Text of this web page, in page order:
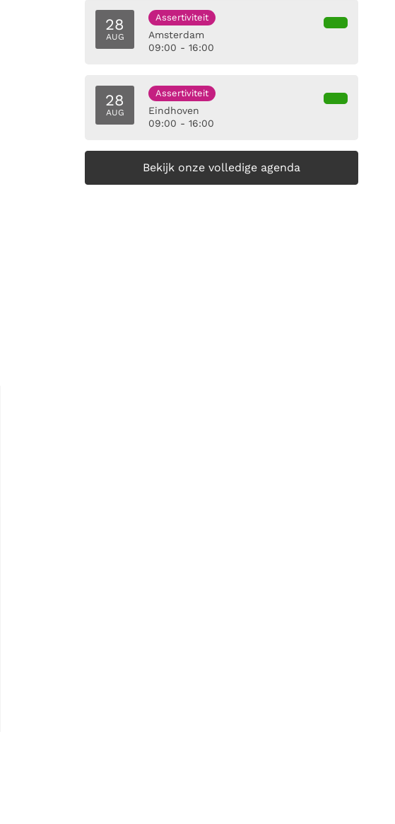
28
AUG
Assertiviteit
Amsterdam
09:00 - 16:00
28
AUG
Assertiviteit
Eindhoven
09:00 - 16:00
Bekijk onze volledige agenda